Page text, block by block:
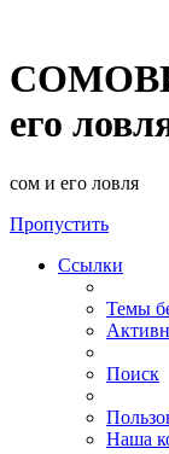
его
сом и его ловля
Пропустить
Ссылки
Темы
Поиск
Наша